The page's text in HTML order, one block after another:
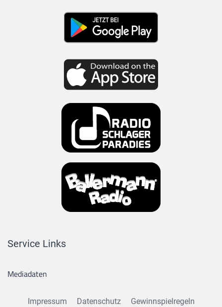
Service Links
Mediadaten
Impressum Datenschutz Gewinnspielregeln